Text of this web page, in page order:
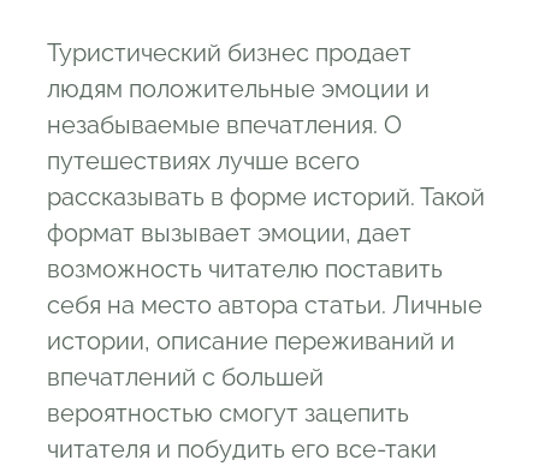
Туристический бизнес продает
людям положительные эмоции и
незабываемые впечатления. О
путешествиях лучше всего
рассказывать в форме историй. Такой
формат вызывает эмоции, дает
возможность читателю поставить
себя на место автора статьи. Личные
истории, описание переживаний и
впечатлений с большей
вероятностью смогут зацепить
читателя и побудить его все-таки